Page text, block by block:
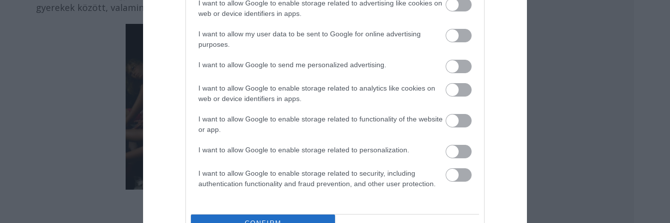
I want to allow Google to enable storage related to advertising like cookies on
web or device identifiers in apps.
I want to allow my user data to be sent to Google for online advertising
purposes.
I want to allow Google to send me personalized advertising.
I want to allow Google to enable storage related to analytics like cookies on
web or device identifiers in apps.
I want to allow Google to enable storage related to functionality of the website
or app.
I want to allow Google to enable storage related to personalization.
I want to allow Google to enable storage related to security, including
authentication functionality and fraud prevention, and other user protection.
gyerekek között, valamint, hogy kívülről is elkezdik újra komolyan venni az intézményt.